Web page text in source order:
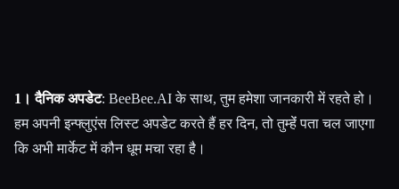
1। दैनिक अपडेट: BeeBee.AI के साथ, तुम हमेशा जानकारी में रहते हो।
हम अपनी इन्फ्लुएंस लिस्ट अपडेट करते हैं हर दिन, तो तुम्हेंं पता चल जाएगा
कि अभी मार्केट में कौन धूम मचा रहा है।